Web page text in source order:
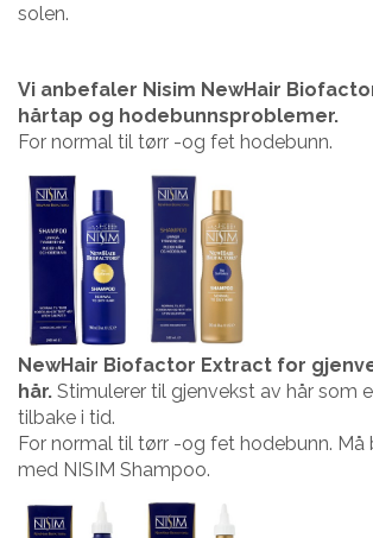
solen.
Vi anbefaler Nisim NewHair
hårtap og hodebunnsproblemer.
For normal til tørr -og fet hodebunn.
NewHair Biofactor Extract for
hår. Stimulerer til gjenvekst av hår som
tilbake i tid.
For normal til tørr -og fet hodebunn. Må
med NISIM Shampoo.